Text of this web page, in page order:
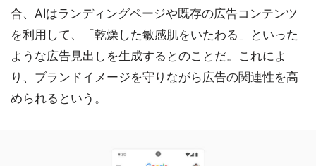
合、AIはランディングページや既存の広告コンテンツ
を利用して、「乾燥した敏感肌をいたわる」といった
ような広告見出しを生成するとのことだ。これによ
り、ブランドイメージを守りながら広告の関連性を高
められるという。